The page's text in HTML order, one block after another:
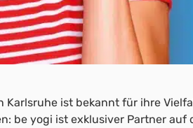
Karlsruhe ist bekannt für ihre
be yogi ist exklusiver Partner